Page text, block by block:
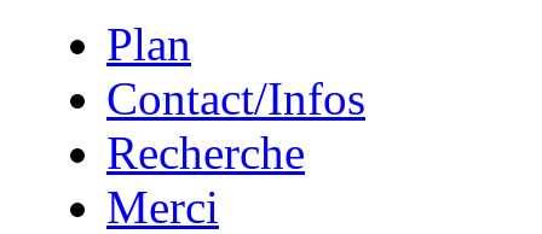
Plan
Contact/Infos
Recherche
Merci